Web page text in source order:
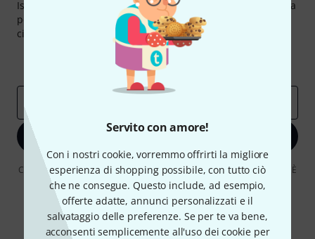
Servito con amore!
Con i nostri cookie, vorremmo offrirti la migliore
esperienza di shopping possibile, con tutto ciò
che ne consegue. Questo include, ad esempio,
offerte adatte, annunci personalizzati e il
salvataggio delle preferenze. Se per te va bene,
acconsenti semplicemente all'uso dei cookie per
Iscriviti alla newsletter di Thomann, e con un po' di fortuna
potrai vincere uno dei 50 buoni del valore di 50 euro
ciascuno!
Contributi d'ispirazione
Approfondimenti Thomann
Iscriviti ora
Cliccando su "Iscriviti ora", lei accetta di ricevere pubblicità via e-mail. È
possibile annullare l'iscrizione in qualsiasi momento. Può trovare
ulteriori informazioni sulla newsletter nelle nostre linee guida per la
protezione dei datidata protection guideline.
* Richiesto